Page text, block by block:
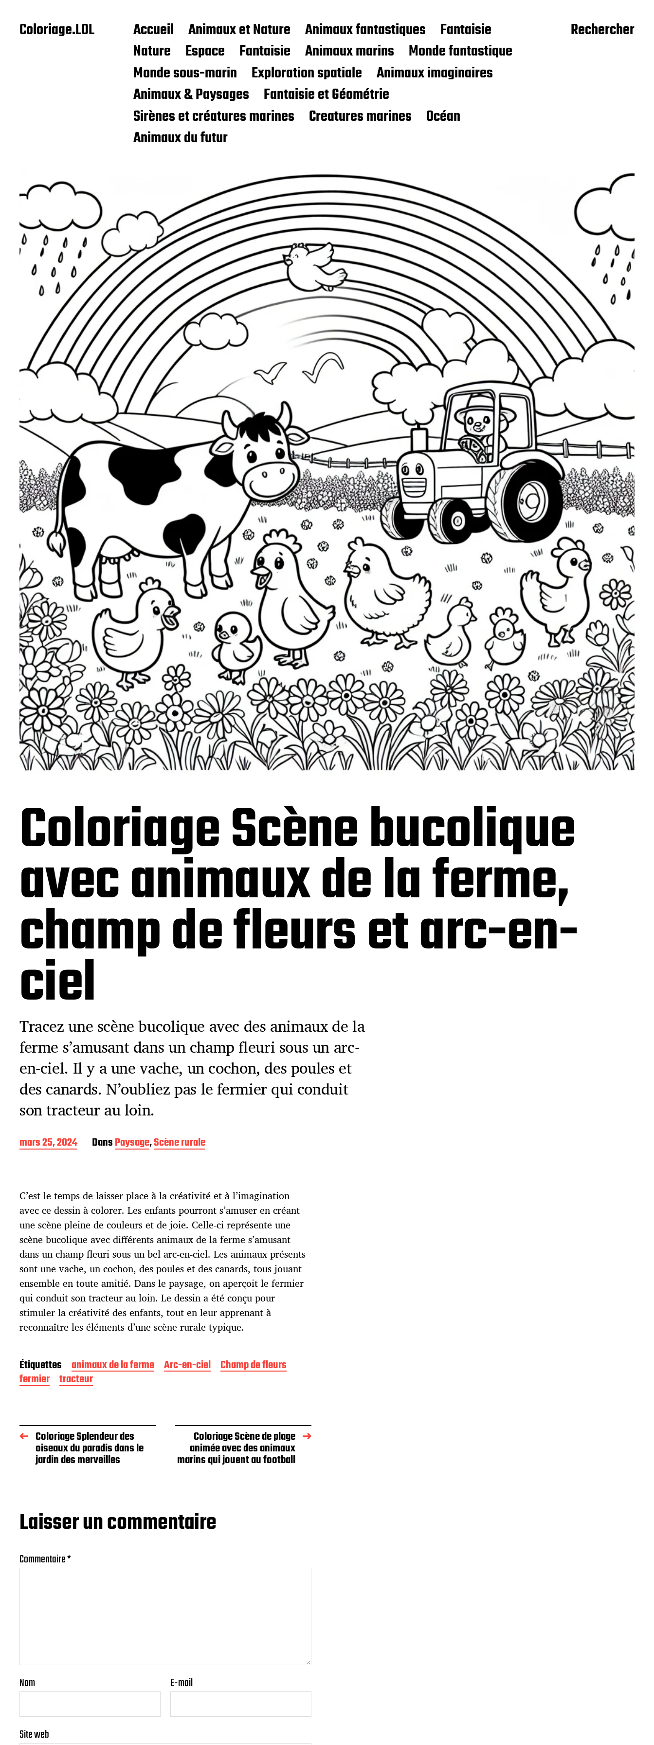
Coloriage.LOL Accueil Animaux et Nature Animaux fantastiques
Fantaisie
Nature
Espace Fantaisie Animaux marins
Monde fantastique
Monde sous-marin
Exploration spatiale
Animaux imaginaires
Animaux & Paysages
Fantaisie et Géométrie
Sirènes et créatures marines
Creatures marines
Océan
Animaux du futur
Rechercher
Coloriage Scène bucolique
avec animaux de la ferme,
champ de fleurs et arc-en-
ciel
Tracez une scène bucolique avec des animaux de la
ferme s’amusant dans un champ fleuri sous un arc-
en-ciel. Il y a une vache, un cochon, des poules et
des canards. N’oubliez pas le fermier qui conduit
son tracteur au loin.
D
a
e
p
u
b
l
i
c
a
t
i
o
n
mars 25, 2024 DansPaysage,Scène rurale
C’est le temps de laisser place à la créativité et à l’imagination
avec ce dessin à colorer. Les enfants pourront s’amuser en créant
une scène pleine de couleurs et de joie. Celle-ci représente une
scène bucolique avec différents animaux de la ferme s’amusant
dans un champ fleuri sous un bel arc-en-ciel. Les animaux présents
sont une vache, un cochon, des poules et des canards, tous jouant
ensemble en toute amitié. Dans le paysage, on aperçoit le fermier
qui conduit son tracteur au loin. Le dessin a été conçu pour
stimuler la créativité des enfants, tout en leur apprenant à
reconnaître les éléments d’une scène rurale typique.
Étiquettes animaux de la ferme Arc-en-ciel
Champ de fleurs
fermier tracteur
Coloriage Splendeur des
oiseaux du paradis dans le
jardin des merveilles
Coloriage Scène de plage
animée avec des animaux
marins qui jouent au football
Laisser un commentaire
Commentaire*
Nom E-mail
Site web